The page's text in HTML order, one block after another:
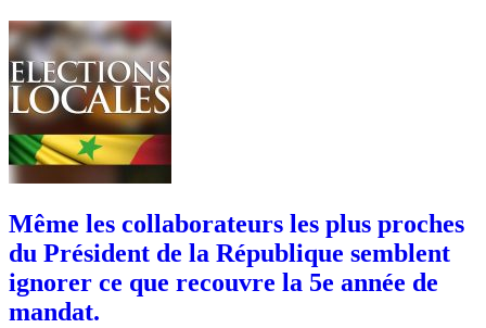
Même les collaborateurs les plus proches
du Président de la République semblent
ignorer ce que recouvre la 5e année de
mandat.